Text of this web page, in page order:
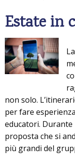
Estate in
non solo.
per fare
educatori. Durante
proposta che si
più grandi del